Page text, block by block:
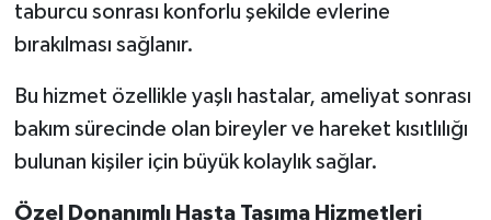
taburcu sonrası konforlu şekilde evlerine
bırakılması sağlanır.
Bu hizmet özellikle yaşlı hastalar, ameliyat sonrası
bakım sürecinde olan bireyler ve hareket kısıtlılığı
bulunan kişiler için büyük kolaylık sağlar.
Özel Donanımlı Hasta Taşıma Hizmetleri